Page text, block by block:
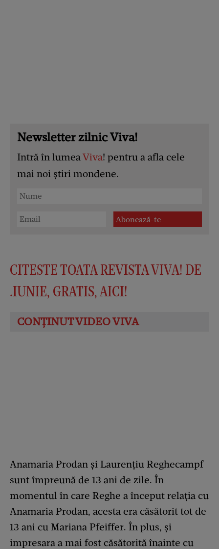
Newsletter zilnic Viva!
Intră în lumeaViva! pentru a afla cele
mai noi știri mondene.
CITESTE TOATA REVISTA VIVA! DE
.IUNIE, GRATIS, AICI!
Anamaria Prodan și Laurențiu Reghecampf
sunt împreună de 13 ani de zile. În
momentul în care Reghe a început relația cu
Anamaria Prodan, acesta era căsătorit tot de
13 ani cu Mariana Pfeiffer. În plus, și
impresara a mai fost căsătorită înainte cu